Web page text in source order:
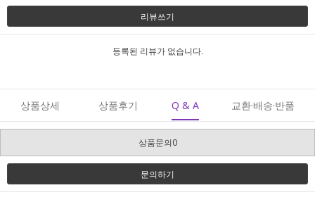
리뷰쓰기
등록된 리뷰가 없습니다.
상품상세 상품후기 Q & A 교환·배송·반품
상품문의0
문의하기